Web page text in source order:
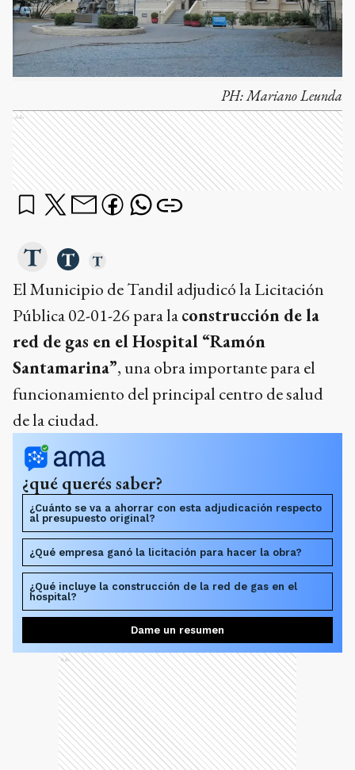
PH:Mariano Leunda
Ads
El Municipio de Tandil adjudicó la Licitación
Pública 02-01-26 para laconstrucción de la
red de gas en el Hospital “Ramón
Santamarina”, una obra importante para el
funcionamiento del principal centro de salud
de la ciudad.
¿qué querés saber?
¿Cuánto se va a ahorrar con esta adjudicación respecto
al presupuesto original?
¿Qué empresa ganó la licitación para hacer la obra?
¿Qué incluye la construcción de la red de gas en el
hospital?
Dame un resumen
Ads